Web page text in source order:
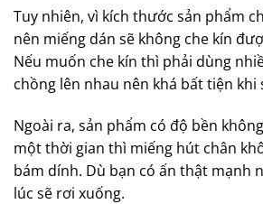
Tuy nhiên, vì kích thước sản phẩm
nên miếng dán sẽ không che kín
Nếu muốn che kín thì phải dùng
chồng lên nhau nên khá bất tiện khi
Ngoài ra, sản phẩm có độ bền
một thời gian thì miếng hút chân
bám dính. Dù bạn có ấn thật mạnh
lúc sẽ rơi xuống.